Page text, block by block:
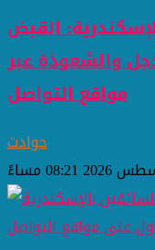
القبض
والشعوذة عبر
مواقع التواصل
حوادث